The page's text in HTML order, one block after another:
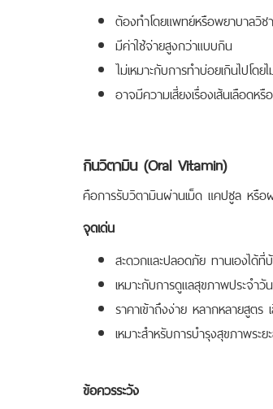
ต้องทำโดยแพทย์หรือพยาบาลวิ
มีค่าใช้จ่ายสูงกว่าแบบกิน
ไม่เหมาะกับการทำบ่อยเกินไปโดย
อาจมีความเสี่ยงเรื่องเส้นเลือดห
กินวิตามิน (Oral Vitamin)
คือการรับวิตามินผ่านเม็ด แคปซูล หรือ
จุดเด่น
สะดวกและปลอดภัย ทานเองได้
เหมาะกับการดูแลสุขภาพประจำวั
ราคาเข้าถึงง่าย หลากหลายสูตร
เหมาะสำหรับการบำรุงสุขภาพร
ข้อควรระวัง